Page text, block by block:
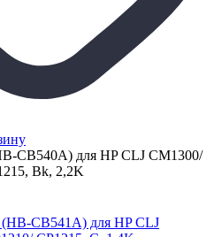
CB540A) для HP CLJ CM1300/
Bk, 2,2K